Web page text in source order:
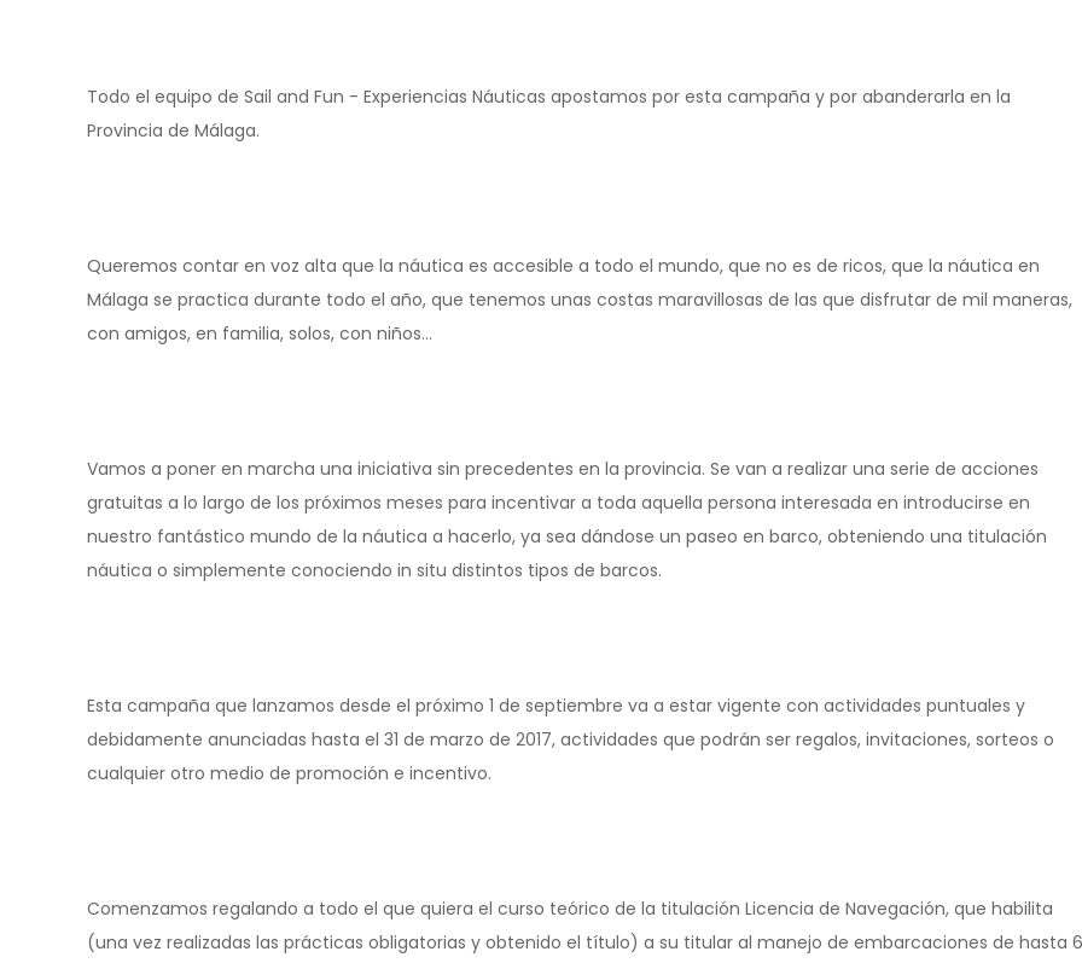
Todo el equipo de Sail and Fun - Experiencias Náuticas apostamos por esta campaña y por abanderarla en la
Provincia de Málaga.
Queremos contar en voz alta que la náutica es accesible a todo el mundo, que no es de ricos, que la náutica en
Málaga se practica durante todo el año, que tenemos unas costas maravillosas de las que disfrutar de mil maneras,
con amigos, en familia, solos, con niños…
Vamos a poner en marcha una iniciativa sin precedentes en la provincia. Se van a realizar una serie de acciones
gratuitas a lo largo de los próximos meses para incentivar a toda aquella persona interesada en introducirse en
nuestro fantástico mundo de la náutica a hacerlo, ya sea dándose un paseo en barco, obteniendo una titulación
náutica o simplemente conociendo in situ distintos tipos de barcos.
Esta campaña que lanzamos desde el próximo 1 de septiembre va a estar vigente con actividades puntuales y
debidamente anunciadas hasta el 31 de marzo de 2017, actividades que podrán ser regalos, invitaciones, sorteos o
cualquier otro medio de promoción e incentivo.
Comenzamos regalando a todo el que quiera el curso teórico de la titulación Licencia de Navegación, que habilita
(una vez realizadas las prácticas obligatorias y obtenido el título) a su titular al manejo de embarcaciones de hasta 6